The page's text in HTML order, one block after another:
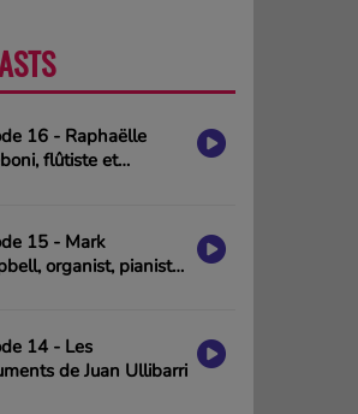
16 - Raphaëlle
flûtiste et
15 - Mark
organist, pianist
14 - Les
de Juan Ullibarri